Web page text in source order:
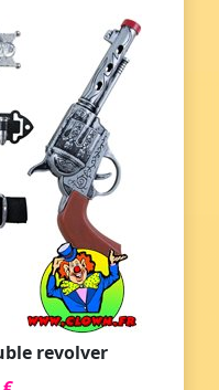
revolver